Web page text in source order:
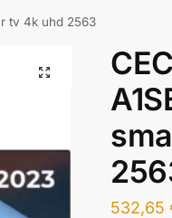
tv 4k uhd 2563
532,65